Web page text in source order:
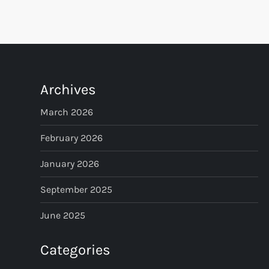
t
s
p
a
g
n
Archives
March 2026
February 2026
January 2026
September 2025
June 2025
Categories